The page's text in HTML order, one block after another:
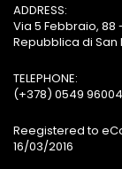
ADDRESS:
Via 5 Febbraio,
Repubblica di San
TELEPHONE:
(+378) 0549
Reegistered to
16/03/2016